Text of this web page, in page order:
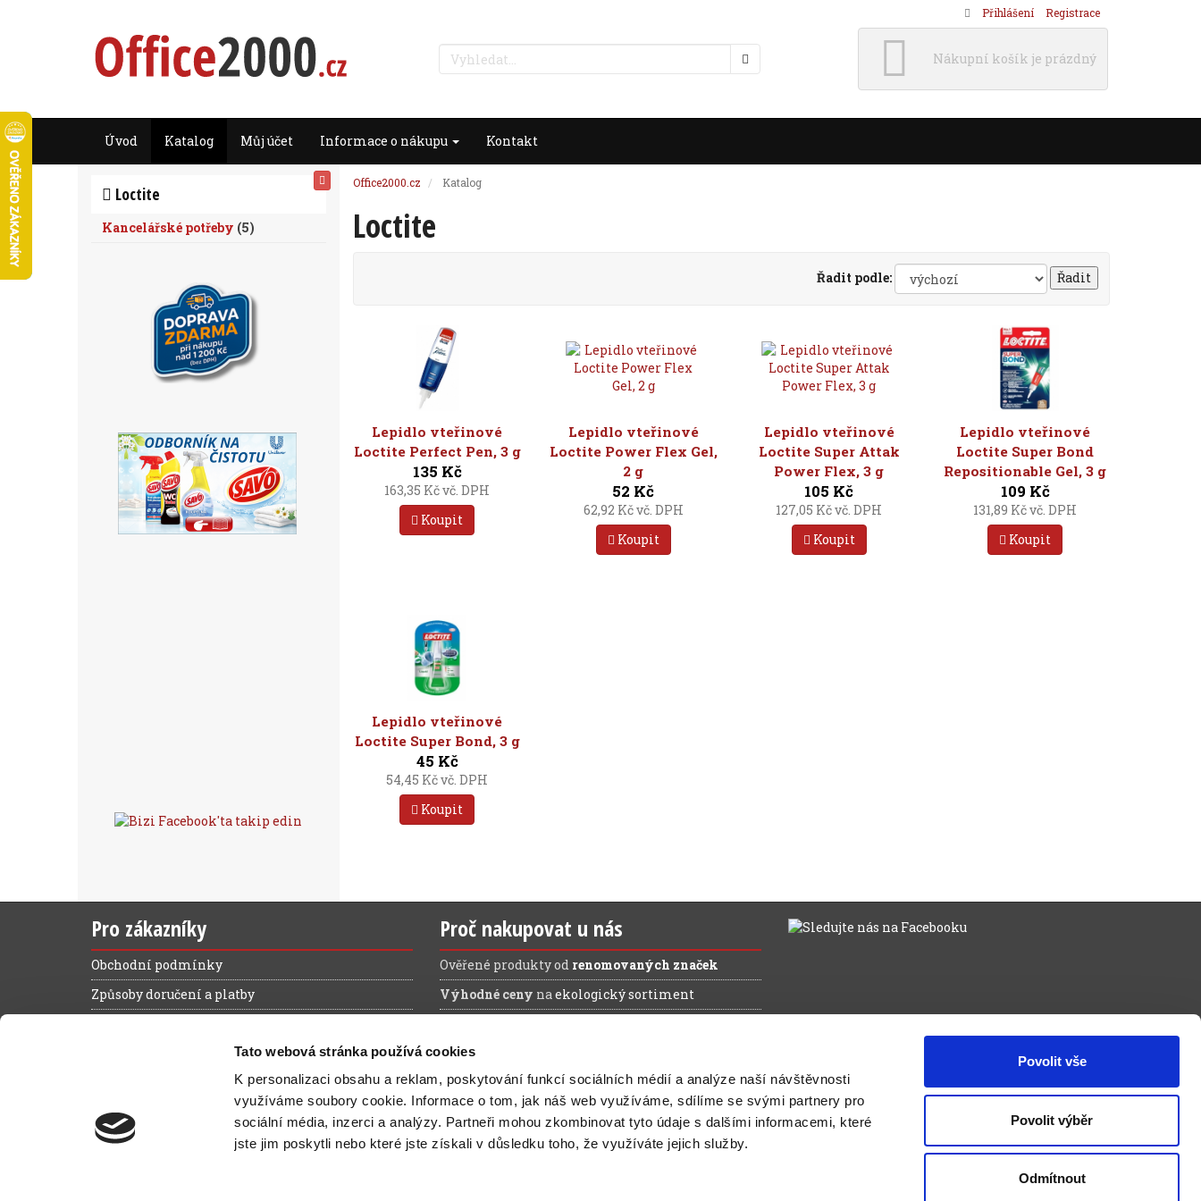
Tato webová stránka používá cookies
K personalizaci obsahu a reklam, poskytování funkcí sociálních médií a analýze naší návštěvnosti
využíváme soubory cookie. Informace o tom, jak náš web využíváme, sdílíme se svými partnery pro
sociální média, inzerci a analýzy. Partneři mohou zkombinovat tyto údaje s dalšími informacemi, které
jste jim poskytli nebo které jste získali v důsledku toho, že využíváte jejich služby.
Povolit vše
Povolit výběr
Odmítnout
Nákupní košík je prázdný
Úvod Katalog Můj účet Informace o nákupu Kontakt
Office2000.cz Katalog
Loctite
Řadit podle:
Lepidlo vteřinové
Loctite Perfect Pen, 3 g
135 Kč
163,35 Kč vč. DPH
Koupit
Lepidlo vteřinové
Loctite Power Flex Gel,
2 g
52 Kč
62,92 Kč vč. DPH
Koupit
Lepidlo vteřinové
Loctite Super Attak
Power Flex, 3 g
105 Kč
127,05 Kč vč. DPH
Koupit
Lepidlo vteřinové
Loctite Super Bond
Repositionable Gel, 3 g
109 Kč
131,89 Kč vč. DPH
Koupit
Lepidlo vteřinové
Loctite Super Bond, 3 g
45 Kč
54,45 Kč vč. DPH
Koupit
Loctite
Kancelářské potřeby (5)
Pro zákazníky
Obchodní podmínky
Způsoby doručení a platby
Ochrana osobních údajů
Magazín zelená kancelář
Kontakt
Proč nakupovat u nás
Ověřené produkty od renomovaných značek
Výhodné ceny naekologický sortiment
Přihlášení Registrace